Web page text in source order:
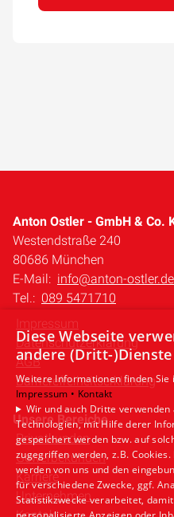
Anton Ostler - GmbH & Co.
Westendstraße 240
80686 München
E-Mail: info@anton-ostler.de
Tel.: 089 5471710
Impressum
Datenschutzerklärung
AGB
Barrierefreiheitserklärung
Unsere Bereiche
Privatkunden
Gewerbekunden
Karriere
Unternehmen
Diese Webseite
andere (Dritt-)Dienste
Weitere Informationen finden Sie
Impressum • Kontakt
Wir und auch Dritte
Technologien, mit Hilfe derer
gespeichert werden bzw. auf
zugegriffen werden, z.B.
werden von uns und den
für verschiedene Zwecke, ggf.
Statistikzwecke verarbeitet,